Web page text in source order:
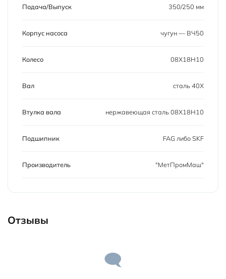
Подача/Выпуск 350/250 мм
Корпус насоса чугун — ВЧ50
Колесо 08Х18Н10
Вал сталь 40Х
Втулка вала нержавеющая сталь 08Х18Н10
Подшипник FAG либо SKF
Производитель "МетПромМаш"
Отзывы